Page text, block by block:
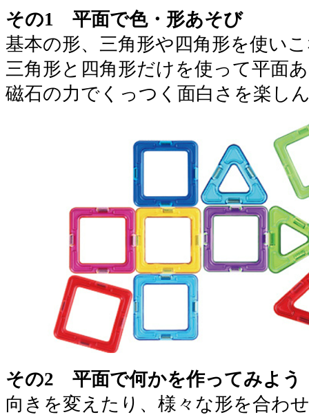
その1 平面で色・形あそび
基本の形、三角形や四角形を使い
三角形と四角形だけを使って平面
磁石の力でくっつく面白さを楽し
その2 平面で何かを作ってみよう
向きを変えたり、様々な形を合わ